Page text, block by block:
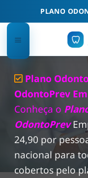
PLANO
Plano
OdontoPrev
Conheça o
OdontoPrev
24,90 por
nacional para
cobertos pelo